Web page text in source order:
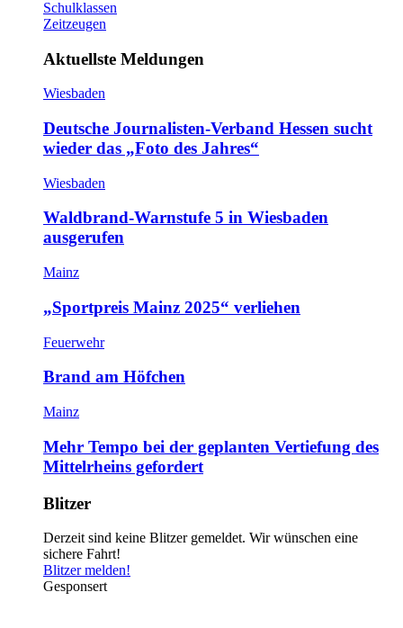
Schulklassen
Zeitzeugen
Aktuellste Meldungen
Wiesbaden
Deutsche Journalisten-Verband Hessen sucht
wieder das „Foto des Jahres“
Wiesbaden
Waldbrand-Warnstufe 5 in Wiesbaden
ausgerufen
Mainz
„Sportpreis Mainz 2025“ verliehen
Feuerwehr
Brand am Höfchen
Mainz
Mehr Tempo bei der geplanten Vertiefung des
Mittelrheins gefordert
Blitzer
Derzeit sind keine Blitzer gemeldet. Wir wünschen eine
sichere Fahrt!
Blitzer melden!
Gesponsert